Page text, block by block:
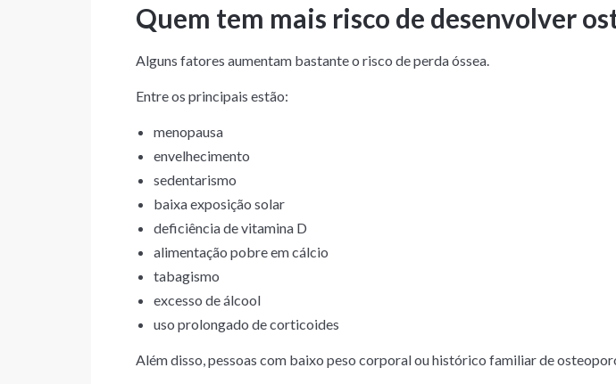
Quem tem mais risco de desenvolver
Alguns fatores aumentam bastante o risco de perda óssea.
Entre os principais estão:
menopausa
envelhecimento
sedentarismo
baixa exposição solar
deficiência de vitamina D
alimentação pobre em cálcio
tabagismo
excesso de álcool
uso prolongado de corticoides
Além disso, pessoas com baixo peso corporal ou histórico familiar de